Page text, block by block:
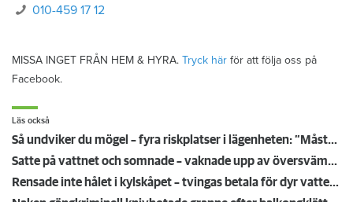
010-459 17 12
MISSA INGET FRÅN HEM & HYRA. Tryck här för att följa oss på
Facebook.
Läs också
Så undviker du mögel – fyra riskplatser i lägenheten: ”Måste städa bort”
Satte på vattnet och somnade – vaknade upp av översvämning hos grannen
Rensade inte hålet i kylskåpet – tvingas betala för dyr vattenskada